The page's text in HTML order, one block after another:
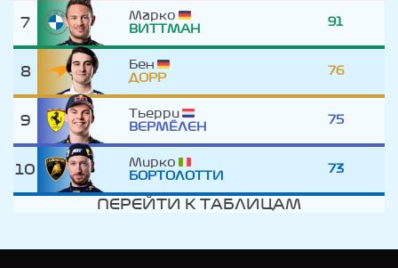
7
Марко
ВИТТМАН
91
8
Бен
ДОРР
76
9
Тьерри
ВЕРМЁЛЕН
75
10
Мирко
БОРТОЛОТТИ
73
ПЕРЕЙТИ К ТАБЛИЦАМ